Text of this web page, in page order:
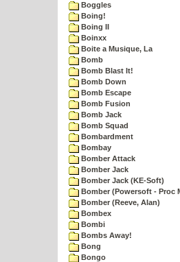
Boggles
Boing!
Boing II
Boinxx
Boite a Musique, La
Bomb
Bomb Blast It!
Bomb Down
Bomb Escape
Bomb Fusion
Bomb Jack
Bomb Squad
Bombardment
Bombay
Bomber Attack
Bomber Jack
Bomber Jack (KE-Soft)
Bomber (Powersoft - Proc
Bomber (Reeve, Alan)
Bombex
Bombi
Bombs Away!
Bong
Bongo